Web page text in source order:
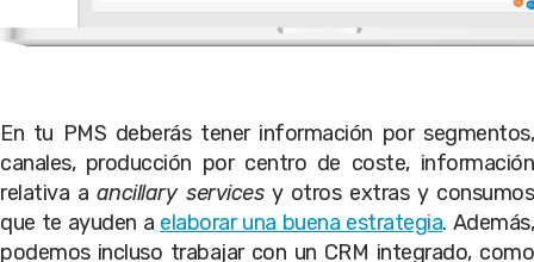
En tu PMS deberás tener información por segmentos,
canales, producción por centro de coste, información
relativa a ancillary servicesy otros extras y consumos
que te ayuden a elaborar una buena estrategia. Además,
podemos incluso trabajar con un CRM integrado, como